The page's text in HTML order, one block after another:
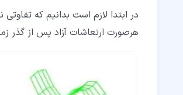
در ابتدا لازم است بدانیم که
هرصورت ارتعاشات آزاد پس از گذر